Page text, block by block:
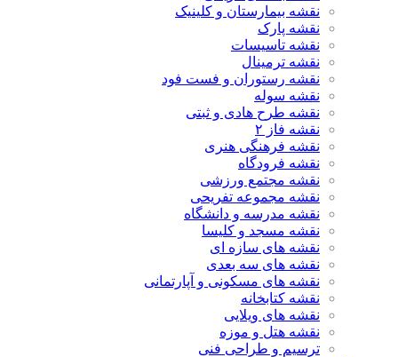
نقشه بیمارستان و کلینیک
نقشه پارک
نقشه تاسیسات
نقشه ترمینال
نقشه رستوران و فست فود
نقشه سوله
نقشه طرح هادی و ثبتی
نقشه فاز ۲
نقشه فرهنگی هنری
نقشه فرودگاه
نقشه مجتمع ورزشی
نقشه مجموعه تفریحی
نقشه مدرسه و دانشگاه
نقشه مسجد و کلیسا
نقشه های سازه ای
نقشه های سه بعدی
نقشه های مسکونی و آپارتمانی
نقشه کتابخانه
نقشه های ویلایی
نقشه هتل و موزه
ترسیم و طراحی فنی